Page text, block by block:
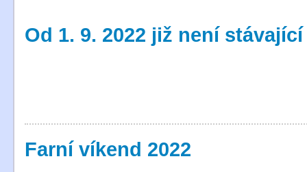
Od 1. 9. 2022 již není
Farní víkend 2022